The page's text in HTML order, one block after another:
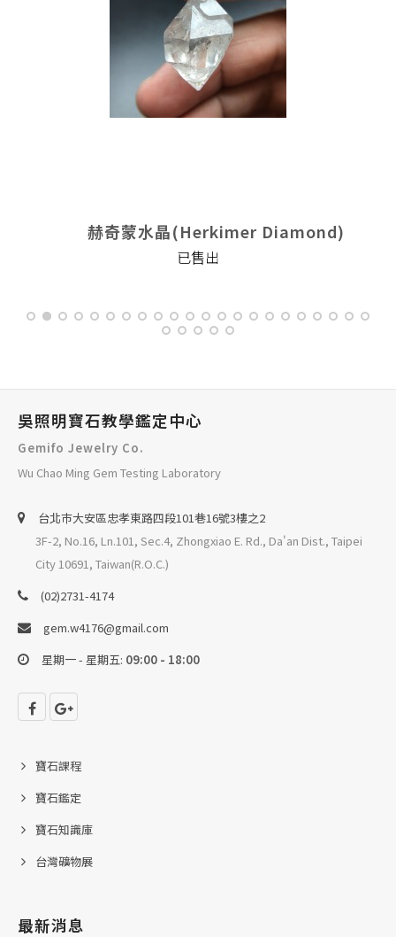
赫奇蒙水晶(Herkimer Diamond)
已售出
吳照明寶石教學鑑定中心
Gemifo Jewelry Co.
Wu Chao Ming Gem Testing Laboratory
台北巿大安區忠孝東路四段101巷16號3樓之2
3F-2, No.16, Ln.101, Sec.4, Zhongxiao E. Rd., Da'an Dist., Taipei
City 10691, Taiwan(R.O.C.)
(02)2731-4174
gem.w4176@gmail.com
星期一 - 星期五: 09:00 - 18:00
寶石課程
寶石鑑定
寶石知識庫
台灣礦物展
最新消息